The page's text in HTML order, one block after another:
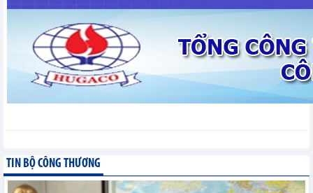
Lithuania đóng góp
30.000 EUR để giúp các
nền kinh tế đang phát
triển và các nước kém
phát triển nhất nâng cao năng lực
thương mại
WTO - Thứ hai, 10-8-2026
định sau khi vượt đỉnh
bảy tuần, đồng duy trì
diện, tiếp
trình lịch sử
hơn 132
năm
TIN BỘ CÔNG THƯƠNG